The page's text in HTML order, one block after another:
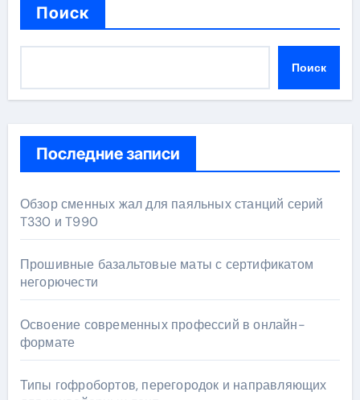
Поиск
Поиск
Последние записи
Обзор сменных жал для паяльных станций серий
T330 и T990
Прошивные базальтовые маты с сертификатом
негорючести
Освоение современных профессий в онлайн-
формате
Типы гофробортов, перегородок и направляющих